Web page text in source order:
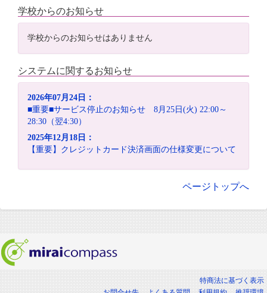
学校からのお知らせ
学校からのお知らせはありません
システムに関するお知らせ
2026年07月24日：
■重要■サービス停止のお知らせ 8月25日(火) 22:00～
28:30（翌4:30）
2025年12月18日：
【重要】クレジットカード決済画面の仕様変更について
ページトップへ
特商法に基づく表示